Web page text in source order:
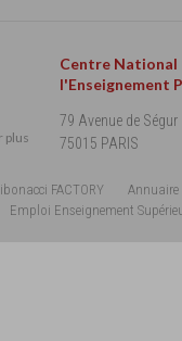
plus
Centre National
l'Enseignement
79 Avenue de Ségur
75015 PARIS
FACTORY
Annuaire
Emploi Enseignement